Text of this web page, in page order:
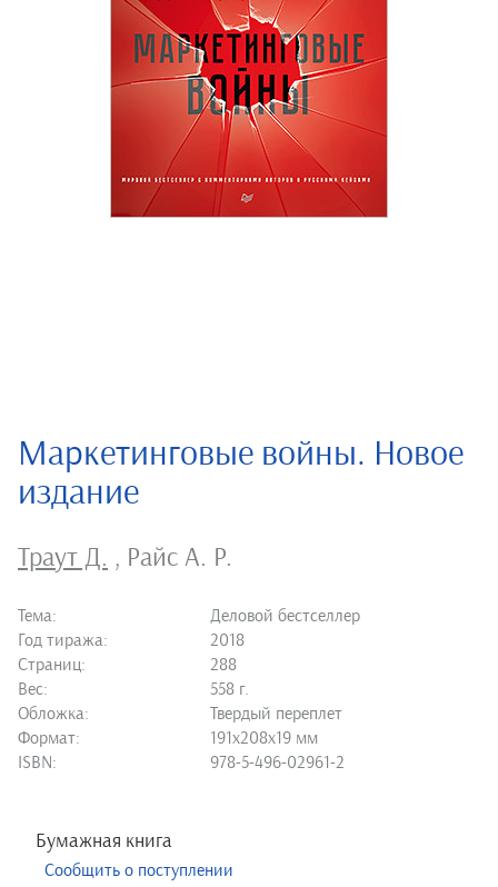
Маркетинговые войны. Новое
издание
Траут Д. , Райс A. P.
Тема:
Деловой бестселлер
Год тиража:
2018
Страниц:
288
Вес:
558 г.
Обложка:
Твердый переплет
Формат:
191х208х19 мм
ISBN:
978-5-496-02961-2
Бумажная книга
Сообщить о поступлении